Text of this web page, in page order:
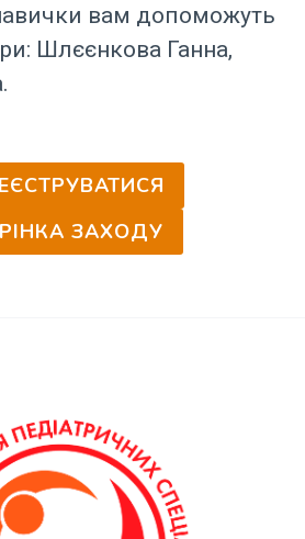
вам допоможуть
Шлєєнкова Ганна,
ЗАХОДУ